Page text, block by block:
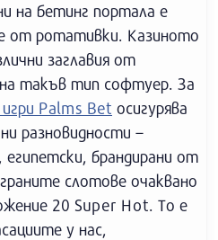
на бетинг портала е
от ротативки. Казиното
заглавия от
такъв тип софтуер. За
игри Palms Bet осигурява
разновидности –
египетски, брандирани от
слотове очаквано
20 Super Hot. То е
у нас,